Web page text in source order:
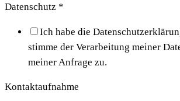
Datenschutz *
Ich habe die
stimme der Verarbeitung meiner
meiner Anfrage zu.
Kontaktaufnahme